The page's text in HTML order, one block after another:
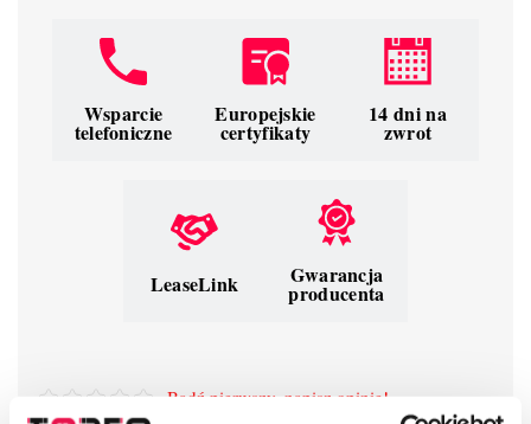
Wsparcie
telefoniczne
Europejskie
certyfikaty
14 dni na
zwrot
LeaseLink Gwarancja
producenta
Bądź pierwszy, napisz opinię!